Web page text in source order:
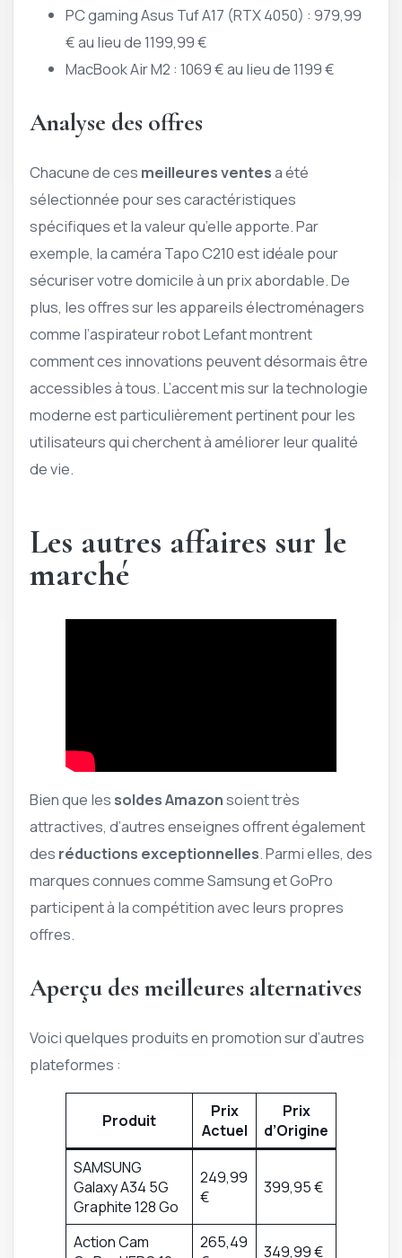
PC gaming Asus Tuf A17 (RTX 4050) : 979,99
€ au lieu de 1199,99 €
MacBook Air M2 : 1069 € au lieu de 1199 €
Analyse des offres
Chacune de ces meilleures ventesa été
sélectionnée pour ses caractéristiques
spécifiques et la valeur qu’elle apporte. Par
exemple, la caméra Tapo C210 est idéale pour
sécuriser votre domicile à un prix abordable. De
plus, les offres sur les appareils électroménagers
comme l’aspirateur robot Lefant montrent
comment ces innovations peuvent désormais être
accessibles à tous. L’accent mis sur la technologie
moderne est particulièrement pertinent pour les
utilisateurs qui cherchent à améliorer leur qualité
de vie.
Les autres affaires sur le
marché
Bien que les soldes Amazonsoient très
attractives, d’autres enseignes offrent également
des réductions exceptionnelles. Parmi elles, des
marques connues comme Samsung et GoPro
participent à la compétition avec leurs propres
offres.
Aperçu des meilleures alternatives
Voici quelques produits en promotion sur d’autres
plateformes :
Produit
Prix
Actuel
Prix
d’Origine
SAMSUNG
Galaxy A34 5G
Graphite 128 Go
249,99
€
399,95 €
Action Cam
265,49
349,99 €